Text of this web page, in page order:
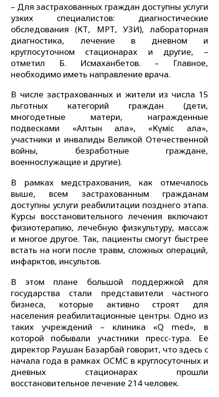
– Для застрахованных граждан доступны услуги
узких специалистов: диагностические
обследования (КТ, МРТ, УЗИ), лабораторная
диагностика, лечение в дневном и
круглосуточном стационарах и другие, –
отметил Б. Исмаханбетов. – Главное,
необходимо иметь направление врача.
В числе застрахованных и жители из числа 15
льготных категорий граждан (дети,
многодетные матери, награжденные
подвесками «Алтын алқа», «Күміс алқа»,
участники и инвалиды Великой Отечественной
войны, безработные граждане,
военнослужащие и другие).
В рамках медстрахования, как отмечалось
выше, всем застрахованным гражданам
доступны услуги реабилитации позднего этапа.
Курсы восстановительного лечения включают
физиотерапию, лечебную физкультуру, массаж
и многое другое. Так, пациенты смогут быстрее
встать на ноги после травм, сложных операций,
инфарктов, инсультов.
В этом плане большой поддержкой для
государства стали представители частного
бизнеса, которые активно строят для
населения реабилитационные центры. Одно из
таких учреждений – клиника «Q med», в
которой побывали участники пресс-тура. Ее
директор Раушан Базарбай говорит, что здесь с
начала года в рамках ОСМС в круглосуточных и
дневных стационарах прошли
восстановительное лечение 214 человек.